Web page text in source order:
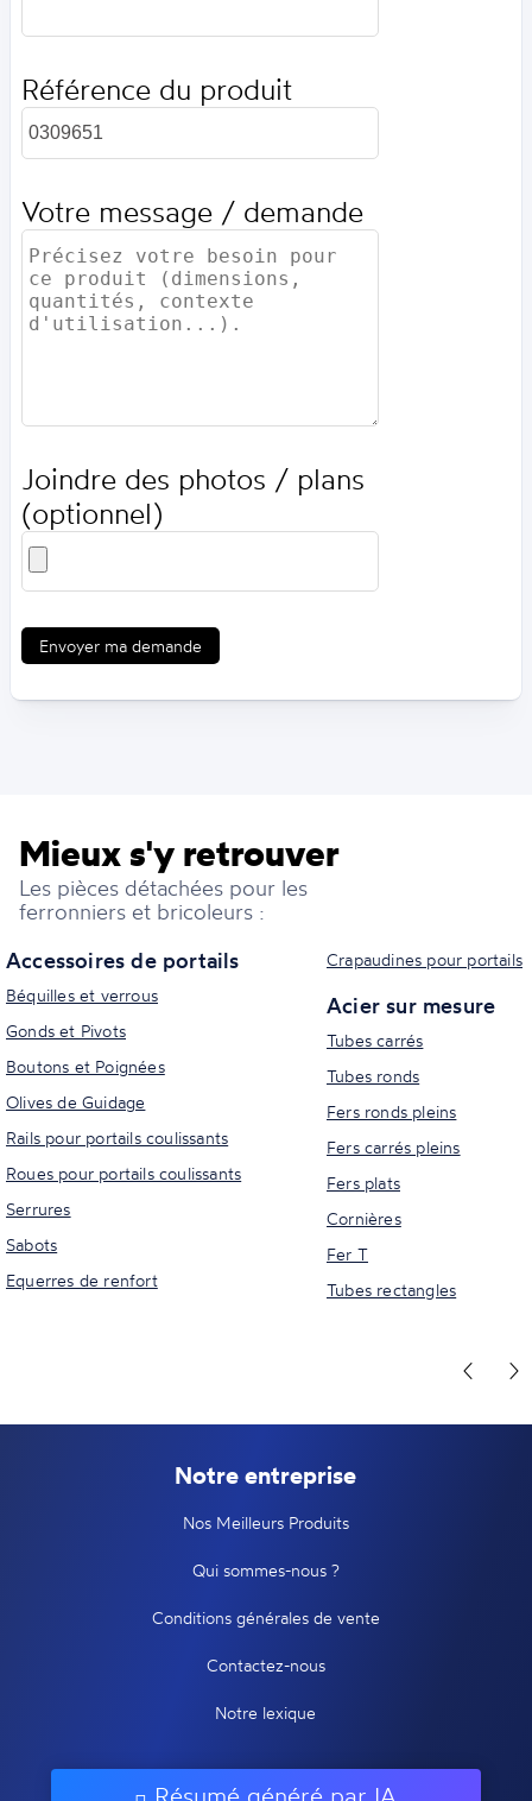
Référence du produit
Votre message / demande
Joindre des photos / plans
(optionnel)
Envoyer ma demande
Mieux s'y retrouver
Les pièces détachées pour les
ferronniers et bricoleurs :
Accessoires de portails
Béquilles et verrous
Gonds et Pivots
Boutons et Poignées
Olives de Guidage
Rails pour portails coulissants
Roues pour portails coulissants
Serrures
Sabots
Equerres de renfort
Crapaudines pour portails
Acier sur mesure
Tubes carrés
Tubes ronds
Fers ronds pleins
Fers carrés pleins
Fers plats
Cornières
Fer T
Tubes rectangles
Notre entreprise
Nos Meilleurs Produits
Qui sommes-nous ?
Conditions générales de vente
Contactez-nous
Notre lexique